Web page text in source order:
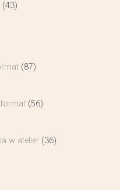
(43)
(87)
format (56)
w atelier (36)